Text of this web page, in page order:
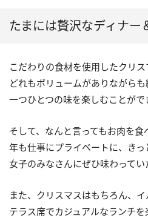
たまには贅沢なディナー
こだわりの食材を使用したクリス
どれもボリュームがありながらも
一つひとつの味を楽しむことがで
そして、なんと言ってもお肉を
年も仕事にプライベートに、き
女子のみなさんにぜひ味わってい
また、クリスマスはもちろん、
テラス席でカジュアルなランチ